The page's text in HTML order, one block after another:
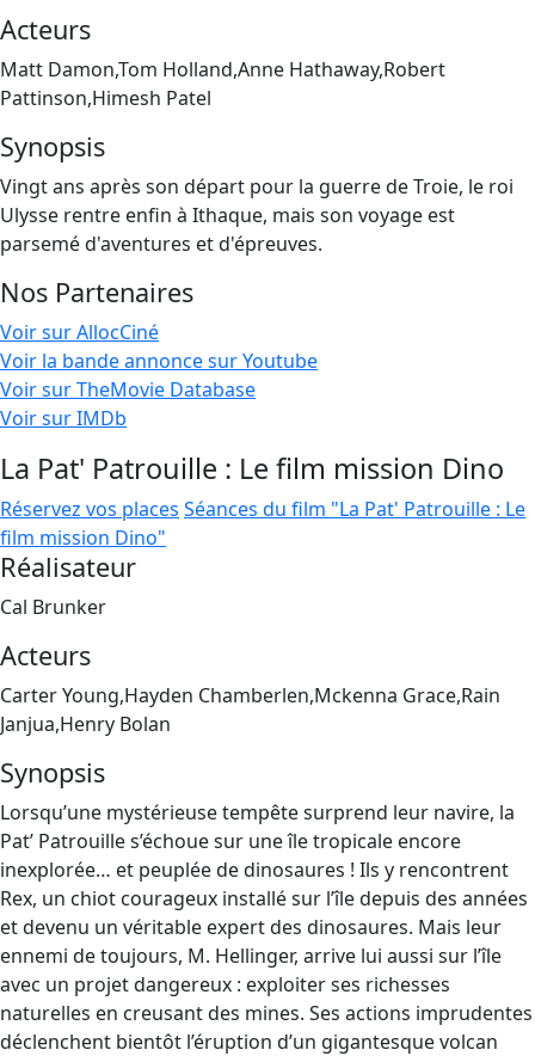
Acteurs
Matt Damon,Tom Holland,Anne Hathaway,Robert
Pattinson,Himesh Patel
Synopsis
Vingt ans après son départ pour la guerre de Troie, le roi
Ulysse rentre enfin à Ithaque, mais son voyage est
parsemé d'aventures et d'épreuves.
Nos Partenaires
Voir sur AllocCiné
Voir la bande annonce sur Youtube
Voir sur TheMovie Database
Voir sur IMDb
La Pat' Patrouille : Le film mission Dino
Réservez vos places Séances du film "La Pat' Patrouille : Le
film mission Dino"
Réalisateur
Cal Brunker
Acteurs
Carter Young,Hayden Chamberlen,Mckenna Grace,Rain
Janjua,Henry Bolan
Synopsis
Lorsqu’une mystérieuse tempête surprend leur navire, la
Pat’ Patrouille s’échoue sur une île tropicale encore
inexplorée… et peuplée de dinosaures ! Ils y rencontrent
Rex, un chiot courageux installé sur l’île depuis des années
et devenu un véritable expert des dinosaures. Mais leur
ennemi de toujours, M. Hellinger, arrive lui aussi sur l’île
avec un projet dangereux : exploiter ses richesses
naturelles en creusant des mines. Ses actions imprudentes
déclenchent bientôt l’éruption d’un gigantesque volcan